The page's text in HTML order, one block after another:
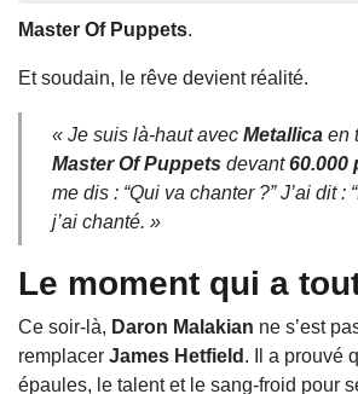
Master Of Puppets.
Et soudain, le rêve devient réalité.
« Je suis là-haut avec Metallica en
Master Of Puppets devant60.000
me dis : “Qui va chanter ?” J’ai dit :
j’ai chanté. »
Le moment qui a
Ce soir-là, Daron Malakian ne s’est
remplacer James Hetfield . Il a prouvé
épaules, le talent et le sang-froid pour